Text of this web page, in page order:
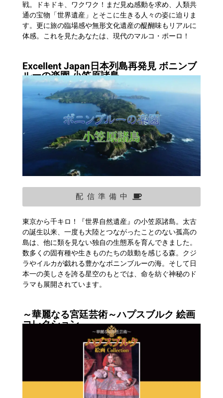
戦。ドキドキ、ワクワク！まだ見ぬ感動を求め、人類共
通の宝物「世界遺産」とそこに生きる人々の姿に迫りま
す。更に旅の臨場感や無形文化遺産の醍醐味もリアルに
体感。これを見たあなたは、現代のマルコ・ポーロ！
Excellent Japan日本列島再発見 ボニンブ
ルーの楽園 小笠原諸島
配信準備中
東京から千キロ！『世界自然遺産』の小笠原諸島。太古
の誕生以来、一度も大陸とつながったことのない孤高の
島は、他に類を見ない独自の生態系を育んできました。
数多くの固有種や生きものたちの鼓動を感じる森。クジ
ラやイルカが戯れる豊かなボニンブルーの海。そして日
本一の美しさを誇る星空のもとでは、命を紡ぐ神秘のド
ラマも展開されています。
～華麗なる宮廷芸術～ハプスブルク 絵画
コレクション